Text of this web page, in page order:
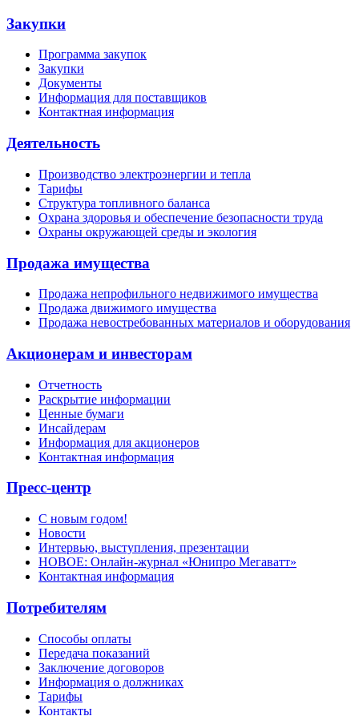
Закупки
Программа закупок
Закупки
Документы
Информация для поставщиков
Контактная информация
Деятельность
Производство электроэнергии и тепла
Тарифы
Структура топливного баланса
Охрана здоровья и обеспечение безопасности труда
Охраны окружающей среды и экология
Продажа имущества
Продажа непрофильного недвижимого имущества
Продажа движимого имущества
Продажа невостребованных материалов и оборудования
Акционерам и инвесторам
Отчетность
Раскрытие информации
Ценные бумаги
Инсайдерам
Информация для акционеров
Контактная информация
Пресс-центр
С новым годом!
Новости
Интервью, выступления, презентации
НОВОЕ: Онлайн-журнал «Юнипро Мегаватт»
Контактная информация
Потребителям
Способы оплаты
Передача показаний
Заключение договоров
Информация о должниках
Тарифы
Контакты